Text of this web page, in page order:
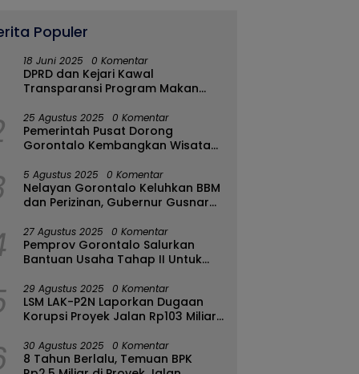
Populer
18 Juni 2025 0 Komentar
DPRD dan Kejari Kawal
Transparansi Program Makan
25 Agustus 2025 0 Komentar
Pemerintah Pusat Dorong
Gorontalo Kembangkan Wisata
5 Agustus 2025 0 Komentar
Nelayan Gorontalo Keluhkan BBM
dan Perizinan, Gubernur Gusnar
27 Agustus 2025 0 Komentar
Pemprov Gorontalo Salurkan
Bantuan Usaha Tahap II Untuk
Bulango
29 Agustus 2025 0 Komentar
LSM LAK-P2N Laporkan Dugaan
Korupsi Proyek Jalan Rp103 Miliar
30 Agustus 2025 0 Komentar
8 Tahun Berlalu, Temuan BPK